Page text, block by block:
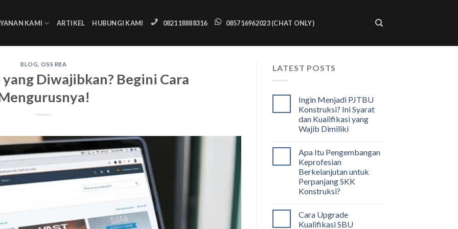
KAMI ARTIKEL HUBUNGI KAMI 082118888316 085716962023 (CHAT ONLY)
BLOG ,OSS RBA
Diwajibkan? Begini Cara
LATEST POSTS
Ingin Menjadi PJTBU
Konstruksi? Ini Syarat
dan Kualifikasi yang
Wajib Dimiliki
Apa Itu Pengembangan
Keprofesian
Berkelanjutan untuk
Perpanjang SKK
Konstruksi?
Cara Upgrade
Kualifikasi SBU